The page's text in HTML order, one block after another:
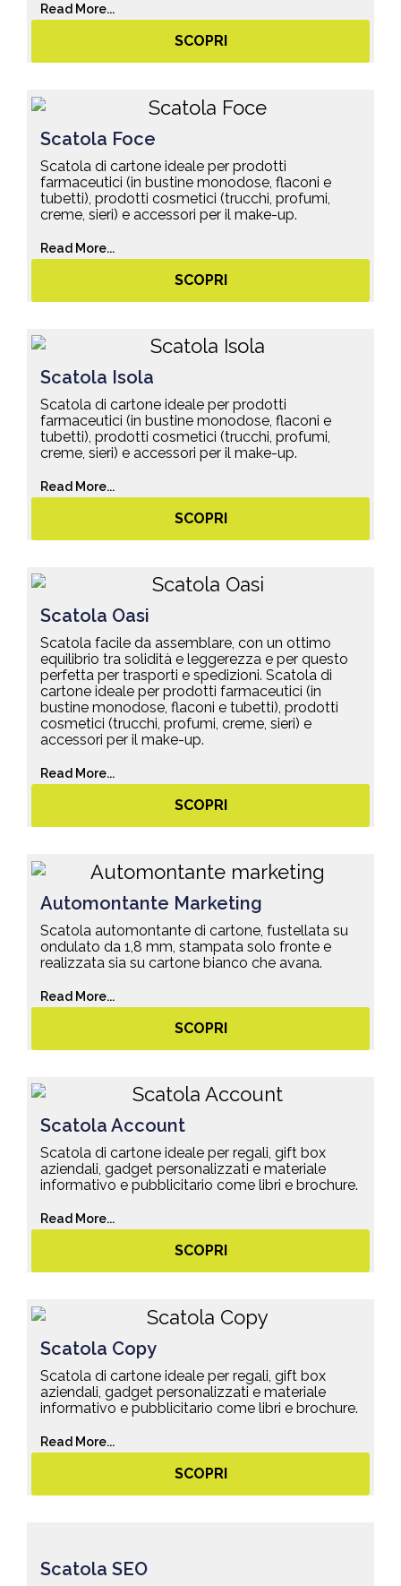
Read More...
SCOPRI
Scatola Foce
Scatola di cartone ideale per prodotti
farmaceutici (in bustine monodose, flaconi e
tubetti), prodotti cosmetici (trucchi, profumi,
creme, sieri) e accessori per il make-up.
Read More...
SCOPRI
Scatola Isola
Scatola di cartone ideale per prodotti
farmaceutici (in bustine monodose, flaconi e
tubetti), prodotti cosmetici (trucchi, profumi,
creme, sieri) e accessori per il make-up.
Read More...
SCOPRI
Scatola Oasi
Scatola facile da assemblare, con un ottimo
equilibrio tra solidità e leggerezza e per questo
perfetta per trasporti e spedizioni. Scatola di
cartone ideale per prodotti farmaceutici (in
bustine monodose, flaconi e tubetti), prodotti
cosmetici (trucchi, profumi, creme, sieri) e
accessori per il make-up.
Read More...
SCOPRI
Automontante Marketing
Scatola automontante di cartone, fustellata su
ondulato da 1,8 mm, stampata solo fronte e
realizzata sia su cartone bianco che avana.
Read More...
SCOPRI
Scatola Account
Scatola di cartone ideale per regali, gift box
aziendali, gadget personalizzati e materiale
informativo e pubblicitario come libri e brochure.
Read More...
SCOPRI
Scatola Copy
Scatola di cartone ideale per regali, gift box
aziendali, gadget personalizzati e materiale
informativo e pubblicitario come libri e brochure.
Read More...
SCOPRI
Scatola SEO